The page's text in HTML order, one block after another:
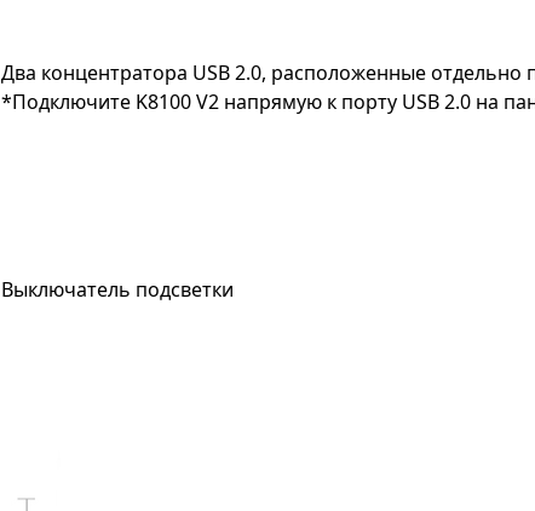
Два концентратора USB 2.0, расположенные отдельно
*Подключите K8100 V2 напрямую к порту USB 2.0 на
Выключатель подсветки